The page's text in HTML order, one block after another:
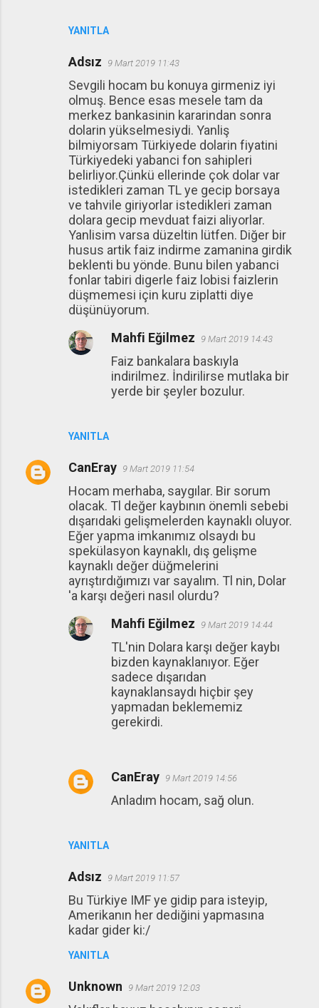
YANITLA
Adsız 9 Mart 2019 11:43
Sevgili hocam bu konuya girmeniz iyi
olmuş. Bence esas mesele tam da
merkez bankasinin kararindan sonra
dolarin yükselmesiydi. Yanliş
bilmiyorsam Türkiyede dolarin fiyatini
Türkiyedeki yabanci fon sahipleri
belirliyor.Çünkü ellerinde çok dolar var
istedikleri zaman TL ye gecip borsaya
ve tahvile giriyorlar istedikleri zaman
dolara gecip mevduat faizi aliyorlar.
Yanlisim varsa düzeltin lütfen. Diğer bir
husus artik faiz indirme zamanina girdik
beklenti bu yönde. Bunu bilen yabanci
fonlar tabiri digerle faiz lobisi faizlerin
düşmemesi için kuru ziplatti diye
düşünüyorum.
YANITLA
Mahfi Eğilmez 9 Mart 2019 14:43
Faiz bankalara baskıyla
indirilmez. İndirilirse mutlaka bir
yerde bir şeyler bozulur.
CanEray 9 Mart 2019 11:54
Hocam merhaba, saygılar. Bir sorum
olacak. Tl değer kaybının önemli sebebi
dışarıdaki gelişmelerden kaynaklı oluyor.
Eğer yapma imkanımız olsaydı bu
spekülasyon kaynaklı, dış gelişme
kaynaklı değer düğmelerini
ayrıştırdığımızı var sayalım. Tl nin, Dolar
'a karşı değeri nasıl olurdu?
YANITLA
Mahfi Eğilmez 9 Mart 2019 14:44
TL'nin Dolara karşı değer kaybı
bizden kaynaklanıyor. Eğer
sadece dışarıdan
kaynaklansaydı hiçbir şey
yapmadan beklememiz
gerekirdi.
CanEray 9 Mart 2019 14:56
Anladım hocam, sağ olun.
Adsız 9 Mart 2019 11:57
Bu Türkiye IMF ye gidip para isteyip,
Amerikanın her dediğini yapmasına
kadar gider ki:/
YANITLA
Unknown 9 Mart 2019 12:03